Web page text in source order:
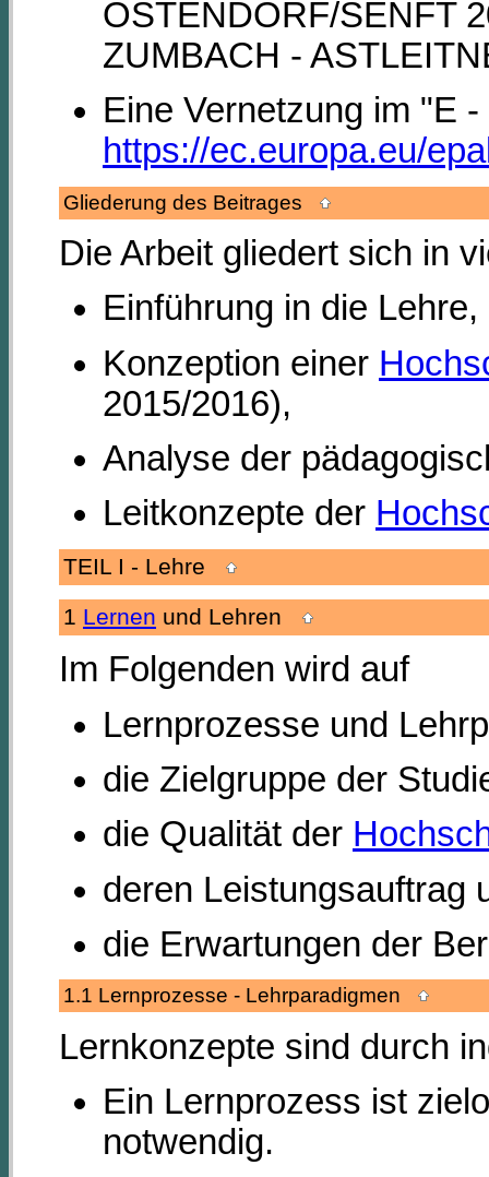
OSTENDORF/SENFT
ZUMBACH -
Eine Vernetzung im "E
https://ec.europa.eu/
Gliederung des Beitrages
Die Arbeit gliedert sich in
Einführung in die Lehre,
Konzeption einer
2015/2016),
Analyse der
Leitkonzepte der
TEIL I - Lehre
1 Lernen und Lehren
Im Folgenden wird auf
Lernprozesse und
die Zielgruppe der
die Qualität der
deren Leistungsauftrag
die Erwartungen der
1.1 Lernprozesse - Lehrparadigmen
Lernkonzepte sind durch
Ein Lernprozess ist
notwendig.